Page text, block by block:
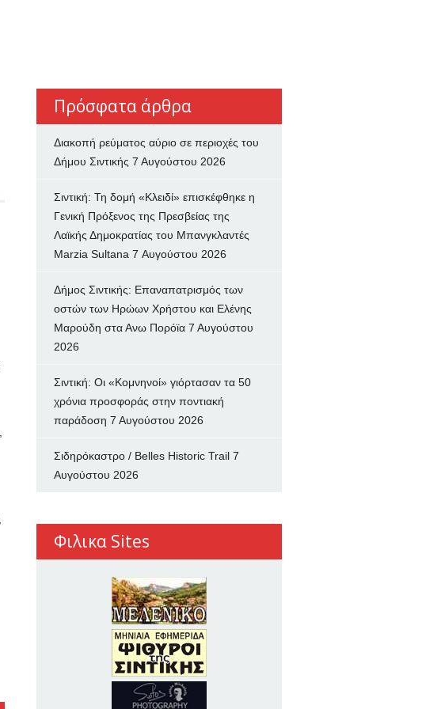
Πρόσφατα άρθρα
Διακοπή ρεύματος αύριο σε περιοχές του
Δήμου Σιντικής 7 Αυγούστου 2026
Σιντική: Τη δομή «Κλειδί» επισκέφθηκε η
Γενική Πρόξενος της Πρεσβείας της
Λαϊκής Δημοκρατίας του Μπανγκλαντές
Marzia Sultana 7 Αυγούστου 2026
Δήμος Σιντικής: Επαναπατρισμός των
oστών των Ηρώων Χρήστου και Ελένης
Μαρούδη στα Ανω Πορόϊα 7 Αυγούστου
2026
Σιντική: Οι «Κομνηνοί» γιόρτασαν τα 50
χρόνια προσφοράς στην ποντιακή
παράδοση 7 Αυγούστου 2026
Σιδηρόκαστρο / Belles Historic Trail 7
Αυγούστου 2026
Φιλικα Sites